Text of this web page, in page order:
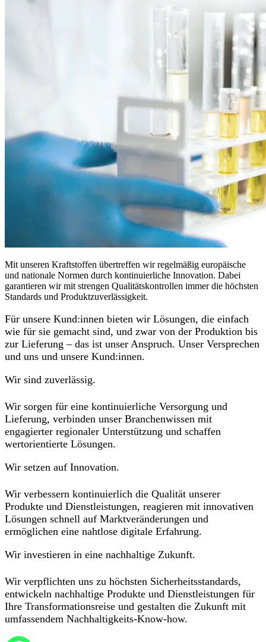
Mit unseren Kraftstoffen übertreffen wir regelmäßig europäische
und nationale Normen durch kontinuierliche Innovation. Dabei
garantieren wir mit strengen Qualitätskontrollen immer die höchsten
Standards und Produktzuverlässigkeit.
Für unsere Kund:innen bieten wir Lösungen, die einfach
wie für sie gemacht sind, und zwar von der Produktion bis
zur Lieferung – das ist unser Anspruch. Unser Versprechen
und uns und unsere Kund:innen.
Wir sind zuverlässig.
Wir sorgen für eine kontinuierliche Versorgung und
Lieferung, verbinden unser Branchenwissen mit
engagierter regionaler Unterstützung und schaffen
wertorientierte Lösungen.
Wir setzen auf Innovation.
Wir verbessern kontinuierlich die Qualität unserer
Produkte und Dienstleistungen, reagieren mit innovativen
Lösungen schnell auf Marktveränderungen und
ermöglichen eine nahtlose digitale Erfahrung.
Wir investieren in eine nachhaltige Zukunft.
Wir verpflichten uns zu höchsten Sicherheitsstandards,
entwickeln nachhaltige Produkte und Dienstleistungen für
Ihre Transformationsreise und gestalten die Zukunft mit
umfassendem Nachhaltigkeits-Know-how.